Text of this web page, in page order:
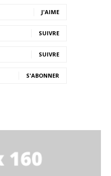
J'AIME
SUIVRE
SUIVRE
S'ABONNER